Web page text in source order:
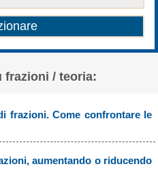
frazioni / teoria:
frazioni. Come confrontare le
aumentando o riducendo